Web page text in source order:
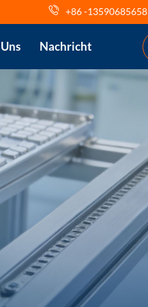
+86 -13590685658
Nachricht